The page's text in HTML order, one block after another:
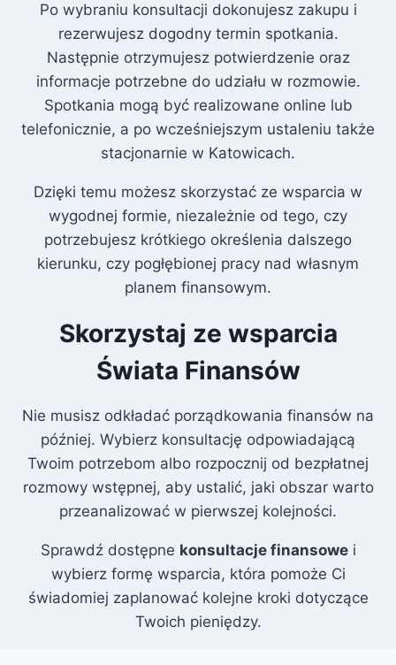
Po wybraniu konsultacji dokonujesz zakupu i
rezerwujesz dogodny termin spotkania.
Następnie otrzymujesz potwierdzenie oraz
informacje potrzebne do udziału w rozmowie.
Spotkania mogą być realizowane online lub
telefonicznie, a po wcześniejszym ustaleniu także
stacjonarnie w Katowicach.
Dzięki temu możesz skorzystać ze wsparcia w
wygodnej formie, niezależnie od tego, czy
potrzebujesz krótkiego określenia dalszego
kierunku, czy pogłębionej pracy nad własnym
planem finansowym.
Skorzystaj ze wsparcia
Świata Finansów
Nie musisz odkładać porządkowania finansów na
później. Wybierz konsultację odpowiadającą
Twoim potrzebom albo rozpocznij od bezpłatnej
rozmowy wstępnej, aby ustalić, jaki obszar warto
przeanalizować w pierwszej kolejności.
Sprawdź dostępne konsultacje finansowei
wybierz formę wsparcia, która pomoże Ci
świadomiej zaplanować kolejne kroki dotyczące
Twoich pieniędzy.